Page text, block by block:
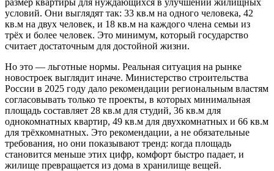
условий. Они выглядят так: 33 кв.м на одного человека, 42
кв.м на двух человек, и 18 кв.м на каждого члена семьи из
трёх и более человек. Это минимум, который государство
считает достаточным для достойной жизни.
Но это — льготные нормы. Реальная ситуация на рынке
новостроек выглядит иначе. Министерство строительства
России в 2025 году дало рекомендации региональным властям
согласовывать только те проекты, в которых минимальная
площадь составляет 28 кв.м для студий, 36 кв.м для
однокомнатных квартир, 49 кв.м для двухкомнатных и 66 кв.м
для трёхкомнатных. Это рекомендации, а не обязательные
требования, но они показывают тренд: когда площадь
становится меньше этих цифр, комфорт быстро падает, и
жилище превращается из дома в хранилище вещей.